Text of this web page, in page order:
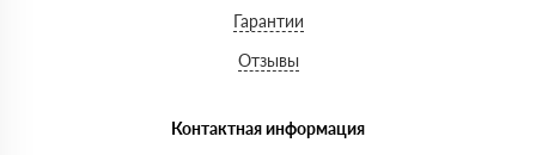
Гарантии
Отзывы
Контактная информация